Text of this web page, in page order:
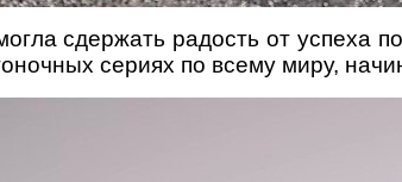
сдержать радость от успеха
сериях по всему миру,